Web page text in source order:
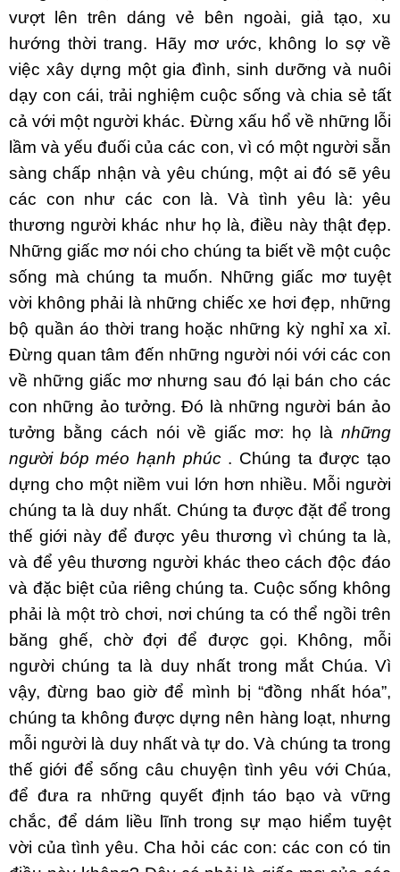
vượt lên trên dáng vẻ bên ngoài, giả tạo, xu
hướng thời trang. Hãy mơ ước, không lo sợ về
việc xây dựng một gia đình, sinh dưỡng và nuôi
dạy con cái, trải nghiệm cuộc sống và chia sẻ tất
cả với một người khác. Đừng xấu hổ về những lỗi
lầm và yếu đuối của các con, vì có một người sẵn
sàng chấp nhận và yêu chúng, một ai đó sẽ yêu
các con như các con là. Và tình yêu là: yêu
thương người khác như họ là, điều này thật đẹp.
Những giấc mơ nói cho chúng ta biết về một cuộc
sống mà chúng ta muốn. Những giấc mơ tuyệt
vời không phải là những chiếc xe hơi đẹp, những
bộ quần áo thời trang hoặc những kỳ nghỉ xa xỉ.
Đừng quan tâm đến những người nói với các con
về những giấc mơ nhưng sau đó lại bán cho các
con những ảo tưởng. Đó là những người bán ảo
tưởng bằng cách nói về giấc mơ: họ là những
người bóp méo hạnh phúc . Chúng ta được tạo
dựng cho một niềm vui lớn hơn nhiều. Mỗi người
chúng ta là duy nhất. Chúng ta được đặt để trong
thế giới này để được yêu thương vì chúng ta là,
và để yêu thương người khác theo cách độc đáo
và đặc biệt của riêng chúng ta. Cuộc sống không
phải là một trò chơi, nơi chúng ta có thể ngồi trên
băng ghế, chờ đợi để được gọi. Không, mỗi
người chúng ta là duy nhất trong mắt Chúa. Vì
vậy, đừng bao giờ để mình bị “đồng nhất hóa”,
chúng ta không được dựng nên hàng loạt, nhưng
mỗi người là duy nhất và tự do. Và chúng ta trong
thế giới để sống câu chuyện tình yêu với Chúa,
để đưa ra những quyết định táo bạo và vững
chắc, để dám liều lĩnh trong sự mạo hiểm tuyệt
vời của tình yêu. Cha hỏi các con: các con có tin